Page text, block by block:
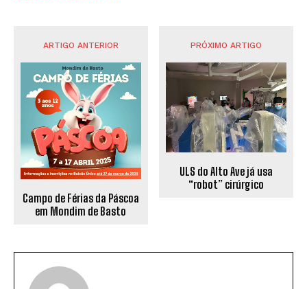
ARTIGO ANTERIOR
Campo de Férias da Páscoa
em Mondim de Basto
PRÓXIMO ARTIGO
ULS do Alto Ave já usa
“robot” cirúrgico